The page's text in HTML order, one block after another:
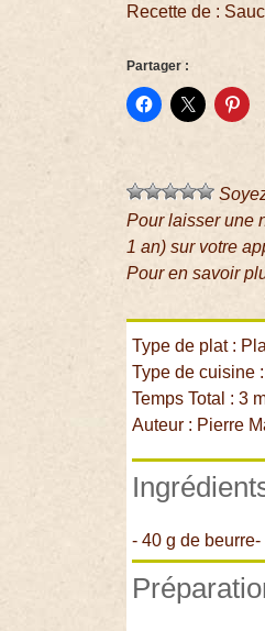
Recette de :
Partager :
Pour laisser une
1 an) sur votre
Pour en savoir
Type de plat :
Type de cuisine
Temps Total : 3
Auteur : Pierre
- 40 g de